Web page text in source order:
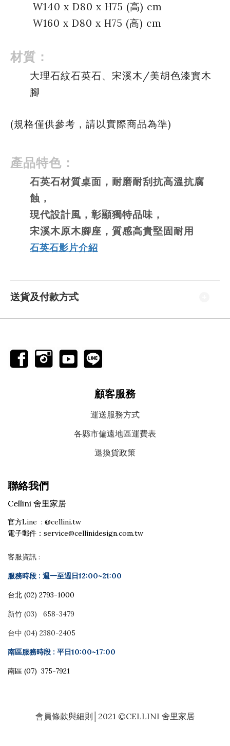
W140 x D80 x H75 (高) cm
W160 x D80 x H75 (高) cm
材質：
大理石紋石英石、宋溪木/美胡色漆實木
腳
(規格僅供參考，請以實際商品為準)
產品特色：
石英石材質桌面，耐磨耐刮抗高溫抗腐
蝕，
現代設計風，彰顯獨特品味，
宋溪木原木腳座，質感高貴堅固耐用
石英石影片介紹
送貨及付款方式
顧客服務
運送服務方式
各縣市偏遠地區運費表
退換貨政策
聯絡我們
Cellini 舍里家居
官方Line : @cellini.tw
電子郵件：service@cellinidesign.com.tw
客服資訊 :
服務時段 : 週一至週日12:00~21:00
台北 (02) 2793-1000
新竹 (03) 658-3479
台中 (04) 2380-2405
南區服務時段 : 平日10:00~17:00
南區 (07) 375-7921
會員條款與細則 │2021 ©CELLINI 舍里家居